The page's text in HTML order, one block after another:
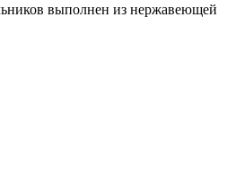
выполнен из нержавеющей